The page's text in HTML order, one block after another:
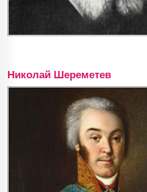
Николай Шереметев